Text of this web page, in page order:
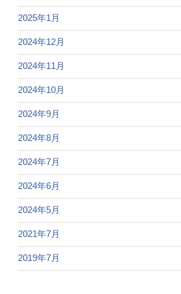
2025年1月
2024年12月
2024年11月
2024年10月
2024年9月
2024年8月
2024年7月
2024年6月
2024年5月
2021年7月
2019年7月